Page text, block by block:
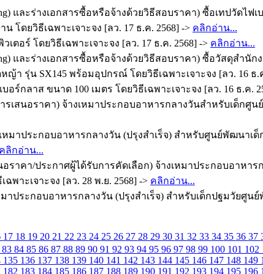
และร่างเอกสารซื้อหรือจ้างด้วยวิธีสอบราคา) ซื้อเทปวัดไฟเ
โดยวิธีเฉพาะเจาะจง [ลว. 17 ธ.ค. 2568] -> คลิกอ่าน...
ตอร์ โดยวิธีเฉพาะเจาะจง [ลว. 17 ธ.ค. 2568] -> คลิกอ่าน...
และร่างเอกสารซื้อหรือจ้างด้วยวิธีสอบราคา) ซื้อวัสดุสำนักง
า รุ่น SX145 พร้อมอุปกรณ์ โดยวิธีเฉพาะเจาะจง [ลว. 16 ธ.
ร์กลาส ขนาด 100 เมตร โดยวิธีเฉพาะเจาะจง [ลว. 16 ธ.ค.
เสนอราคา) จ้างเหมาประกอบอาหารกลางวันสำหรับเด็กศู
มาประกอบอาหารกลางวัน (ปรุงสำเร็จ) สำหรับศูนย์พัฒนาเ
คลิกอ่าน...
ราคา/ประกาศผู้ได้รับการคัดเลือก) จ้างเหมาประกอบอาหา
พาะเจาะจง [ลว. 28 พ.ย. 2568] -> คลิกอ่าน...
าประกอบอาหารกลางวัน (ปรุงสำเร็จ) สำหรับเด็กปฐมวัยศูน
17 18 19 20 21 22 23 24 25 26 27 28 29 30 31 32 33 34 35 36 37
83 84 85 86 87 88 89 90 91 92 93 94 95 96 97 98 99 100 101 102
135 136 137 138 139 140 141 142 143 144 145 146 147 148 149
182 183 184 185 186 187 188 189 190 191 192 193 194 195 196